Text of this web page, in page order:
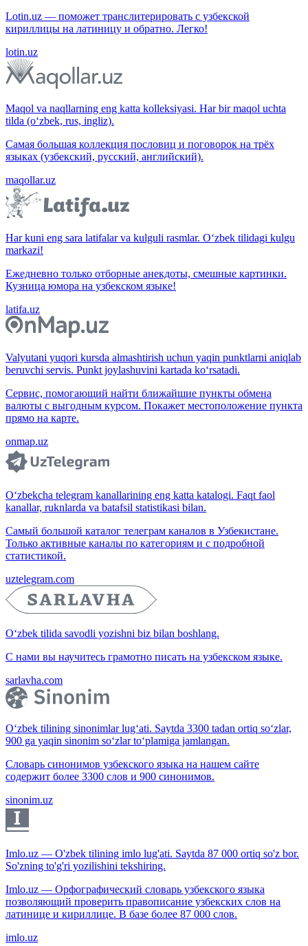
Lotin.uz — поможет транслитерировать с узбекской
кириллицы на латиницу и обратно. Легко!
lotin.uz
Maqol va naqllarning eng katta kolleksiyasi. Har bir maqol uchta
tilda (o‘zbek, rus, ingliz).
Самая большая коллекция пословиц и поговорок на трёх
языках (узбекский, русский, английский).
maqollar.uz
Har kuni eng sara latifalar va kulguli rasmlar. O‘zbek tilidagi kulgu
markazi!
Ежедневно только отборные анекдоты, смешные картинки.
Кузница юмора на узбекском языке!
latifa.uz
Valyutani yuqori kursda almashtirish uchun yaqin punktlarni aniqlab
beruvchi servis. Punkt joylashuvini kartada ko‘rsatadi.
Сервис, помогающий найти ближайшие пункты обмена
валюты с выгодным курсом. Покажет местоположение пункта
прямо на карте.
onmap.uz
O‘zbekcha telegram kanallarining eng katta katalogi. Faqt faol
kanallar, ruknlarda va batafsil statistikasi bilan.
Самый большой каталог телеграм каналов в Узбекистане.
Только активные каналы по категориям и с подробной
статистикой.
uztelegram.com
O‘zbek tilida savodli yozishni biz bilan boshlang.
С нами вы научитесь грамотно писать на узбекском языке.
sarlavha.com
O‘zbek tilining sinonimlar lug‘ati. Saytda 3300 tadan ortiq so‘zlar,
900 ga yaqin sinonim so‘zlar to‘plamiga jamlangan.
Словарь синонимов узбекского языка на нашем сайте
содержит более 3300 слов и 900 синонимов.
sinonim.uz
Imlo.uz — O'zbek tilining imlo lug'ati. Saytda 87 000 ortiq so'z bor.
So'zning to'g'ri yozilishini tekshiring.
Imlo.uz — Орфографический словарь узбекского языка
позволяющий проверить правописание узбекских слов на
латинице и кириллице. В базе более 87 000 слов.
imlo.uz